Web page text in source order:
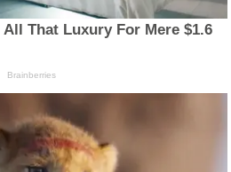
That Luxury For Mere $1.6
Brainberries